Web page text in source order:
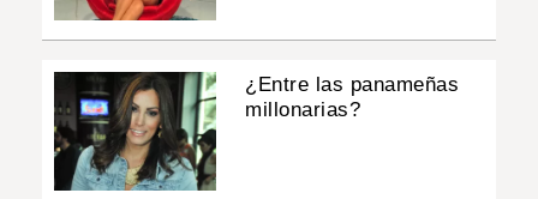
¿Entre las panameñas
millonarias?